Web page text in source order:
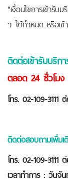
*เงื่อนไขการเข้ารั
ฯ ได้กำหนด หรือเข้
ติดต่อเข้ารับบริก
ตลอด 24 ชั่วโมง
โทร. 02-109-3111
ติดต่อสอบถามเพิ่ม
โทร. 02-109-3111
เวลาทำการ : วัน